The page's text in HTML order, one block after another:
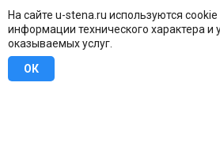
На сайте u-stena.ru используются
информации технического характера и
оказываемых услуг.
ОК